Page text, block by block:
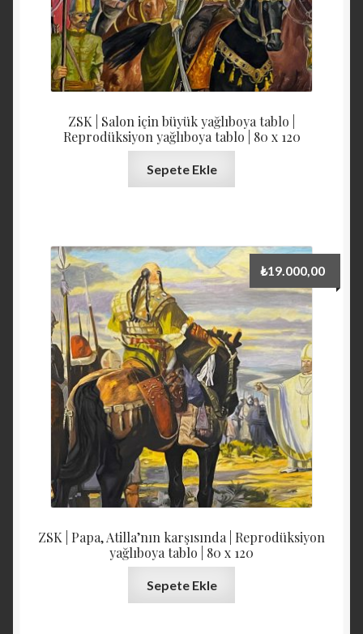
ZSK | Salon için büyük yağlıboya tablo |
Reprodüksiyon yağlıboya tablo | 80 x 120
Sepete Ekle
ZSK | Papa, Atilla’nın karşısında | Reprodüksiyon
yağlıboya tablo | 80 x 120
₺19.000,00
Sepete Ekle